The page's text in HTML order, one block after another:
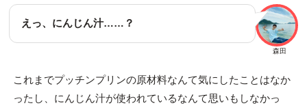
森田
えっ、にんじん汁……？
これまでプッチンプリンの原材料なんて気にしたことはなか
ったし、にんじん汁が使われているなんて思いもしなかっ